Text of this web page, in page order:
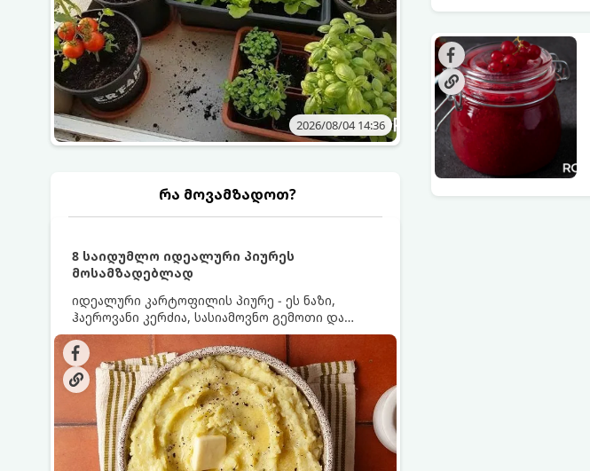
2026/08/04 14:36
რა მოვამზადოთ?
8 საიდუმლო იდეალური პიურეს
მოსამზადებლად
იდეალური კარტოფილის პიურე - ეს ნაზი,
ჰაეროვანი კერძია, სასიამოვნო გემოთი და
ნაღების-მოყვითალო ფერით. მისი მომზადება
ძალიან მარტივია, მაგრამ არსებობს რამდენიმე
საიდუმლო, რომლებიც უნდა იცოდეთ, რომ
პიურე იდეალურად გემრიელი გამოვიდეს.